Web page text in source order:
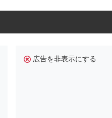
広告を非表示にする